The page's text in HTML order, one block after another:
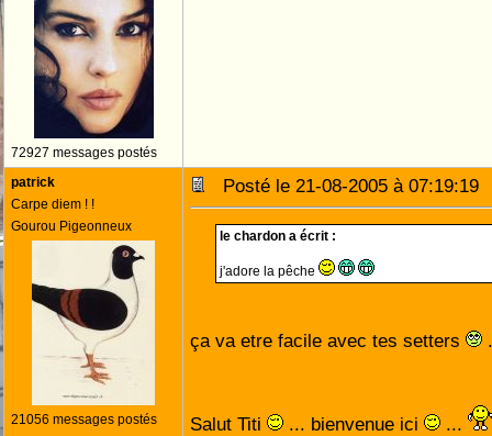
72927 messages postés
patrick
Carpe diem ! !
Gourou Pigeonneux
21056 messages postés
Posté le 21-08-2005 à
le chardon a écrit :
j'adore la pêche
ça va etre facile avec tes setters
Salut Titi ... bienvenue ici ...